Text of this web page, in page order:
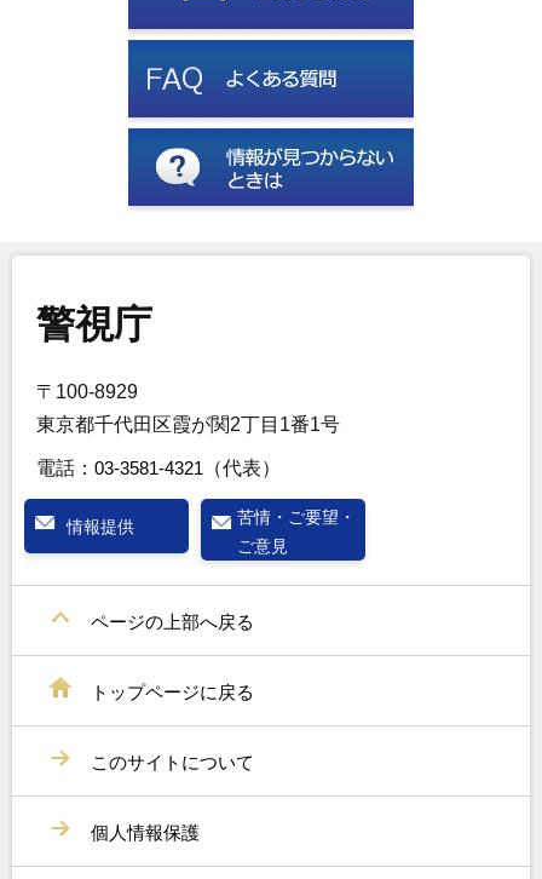
警視庁
〒100-8929
東京都千代田区霞が関2丁目1番1号
電話： 03-3581-4321 （代表）
情報提供
苦情・ご要望・
ご意見
ページの上部へ戻る
トップページに戻る
このサイトについて
個人情報保護